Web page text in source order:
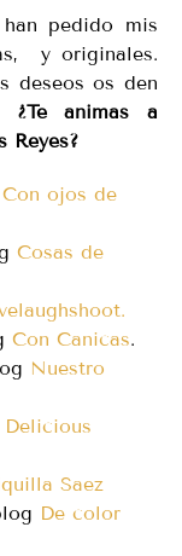
pedido mis
y originales.
deseos os den
¿Te animas a
Reyes?
Con ojos de
Cosas de
Con Canicas.
Nuestro
Delicious
Saez
De color